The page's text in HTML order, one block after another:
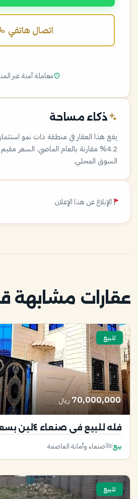
اتصال هاتفي
معاملة آمنة عبر
ذكاء مساحة
يقع هذا العقار في منطقة ذات نمو
4.2% مقارنة بالعام الماضي. السعر
السوق المحلي.
الإبلاغ عن هذا الإعلان
عقارات مشابهة
للبيع
70,000,000 ريال
فله للبيع في صنعاء ٤لبن بسعر مغرررري
بيع صنعاء وأمانة العاصمة
للبيع